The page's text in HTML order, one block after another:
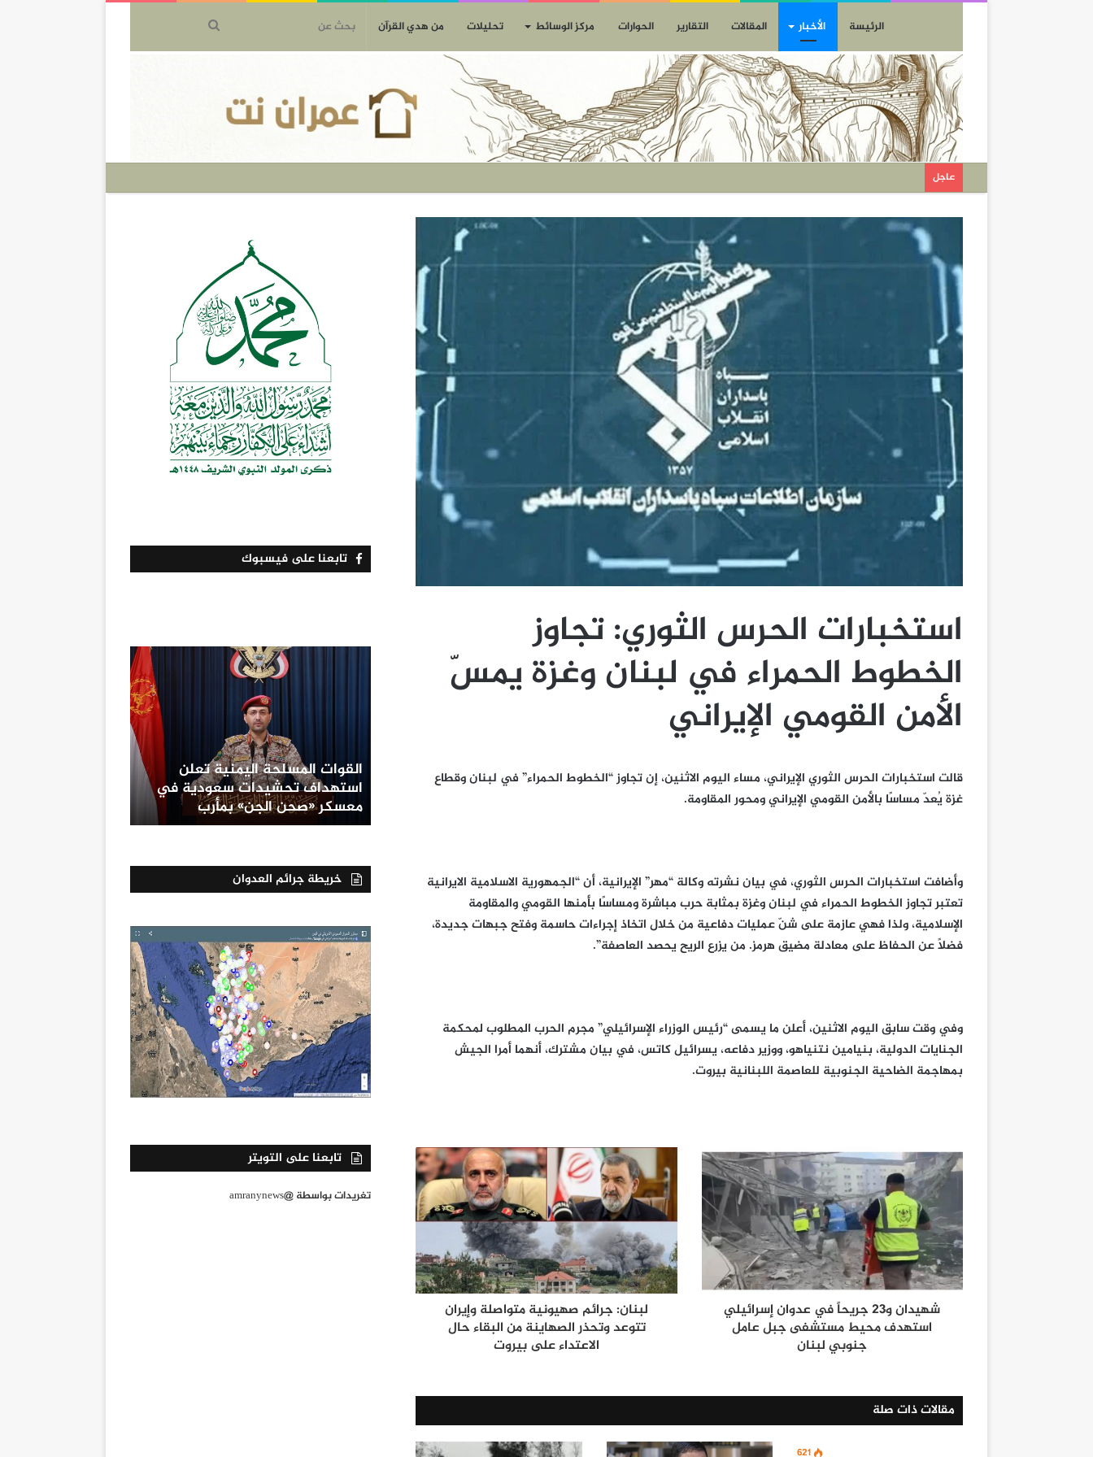
الرئيسة الأخبار المقالات التقارير الحوارات مركز الوسائط تحليلات من هدي القرآن
عاجل
استخبارات الحرس الثوري: تجاوز
الخطوط الحمراء في لبنان وغزة يمسّ
الأمن القومي الإيراني
قالت استخبارات الحرس الثوري الإيراني، مساء اليوم الاثنين، إن تجاوز “الخطوط الحمراء” في لبنان وقطاع
غزة يُعدّ مساسًا بالأمن القومي الإيراني ومحور المقاومة.
وأضافت استخبارات الحرس الثوري، في بيان نشرته وكالة “مهر” الإيرانية، أن “الجمهورية الاسلامية الايرانية
تعتبر تجاوز الخطوط الحمراء في لبنان وغزة بمثابة حرب مباشرة ومساسًا بأمنها القومي والمقاومة
الإسلامية، ولذا فهي عازمة على شنّ عمليات دفاعية من خلال اتخاذ إجراءات حاسمة وفتح جبهات جديدة،
فضلًا عن الحفاظ على معادلة مضيق هرمز. من يزرع الريح يحصد العاصفة”.
وفي وقت سابق اليوم الاثنين، أعلن ما يسمى “رئيس الوزراء الإسرائيلي” مجرم الحرب المطلوب لمحكمة
الجنايات الدولية، بنيامين نتنياهو، ووزير دفاعه، يسرائيل كاتس، في بيان مشترك، أنهما أمرا الجيش
بمهاجمة الضاحية الجنوبية للعاصمة اللبنانية بيروت.
شهيدان و23 جريحاً في عدوان إسرائيلي
استهدف محيط مستشفى جبل عامل
جنوبي لبنان
لبنان: جرائم صهيونية متواصلة وإيران
تتوعد وتحذر الصهاينة من البقاء حال
الاعتداء على بيروت
مقالات ذات صلة
621
تابعنا على فيسبوك
القوات المسلحة اليمنية تعلن
استهداف تحشيدات سعودية في
معسكر «صحن الجن» بمأرب
خريطة جرائم العدوان
تابعنا على التويتر
تغريدات بواسطة @amranynews